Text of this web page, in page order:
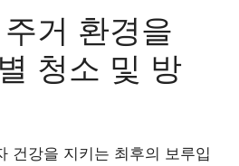
거 환경을
청소 및 방
건강을 지키는 최후의 보루입